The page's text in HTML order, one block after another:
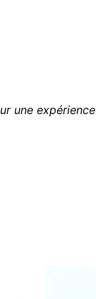
une expérience